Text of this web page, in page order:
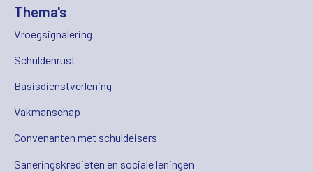
Thema's
Vroegsignalering
Schuldenrust
Basisdienstverlening
Vakmanschap
Convenanten met schuldeisers
Saneringskredieten en sociale leningen